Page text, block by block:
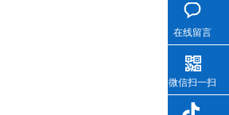
在线留言
微信扫一扫